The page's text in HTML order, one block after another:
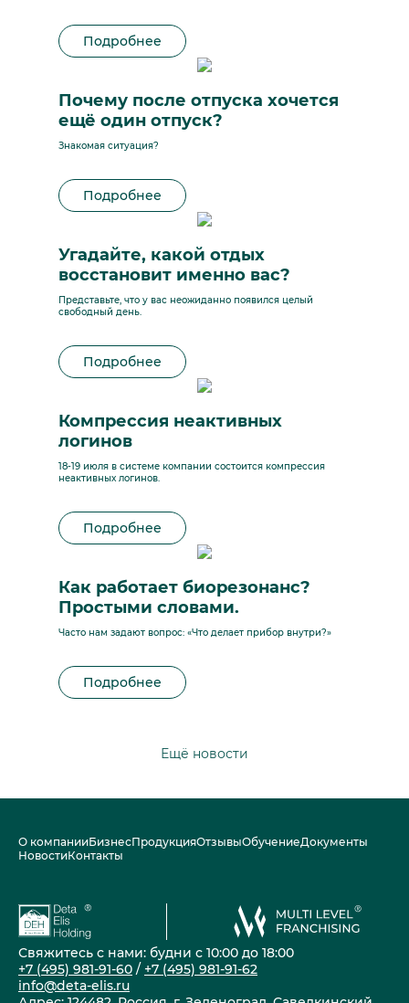
Подробнее
Почему после отпуска хочется
ещё один отпуск?
Знакомая ситуация?
Подробнее
Угадайте, какой отдых
восстановит именно вас?
Представьте, что у вас неожиданно появился целый
свободный день.
Подробнее
Компрессия неактивных
логинов
18-19 июля в системе компании состоится компрессия
неактивных логинов.
Подробнее
Как работает биорезонанс?
Простыми словами.
Часто нам задают вопрос: «Что делает прибор внутри?»
Подробнее
Ещё новости
О компанииБизнесПродукцияОтзывыОбучениеДокументы
НовостиКонтакты
Свяжитесь с нами: будни с 10:00 до 18:00
+7 (495) 981-91-60 / +7 (495) 981-91-62
info@deta-elis.ru